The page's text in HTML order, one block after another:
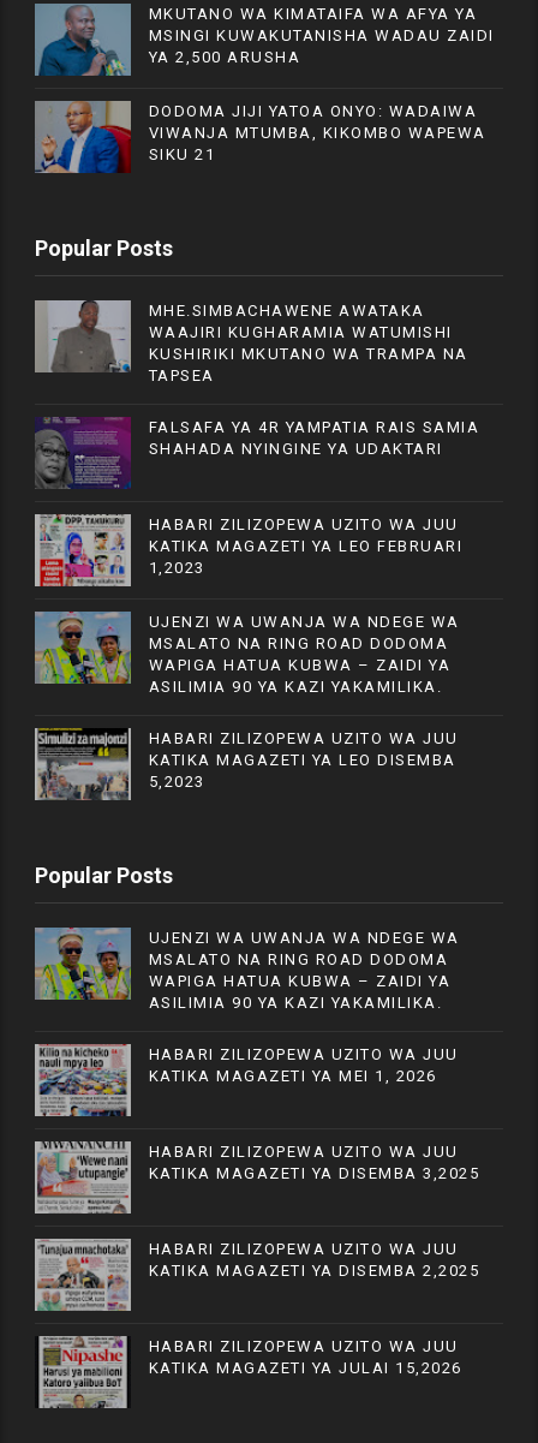
MKUTANO WA KIMATAIFA WA AFYA YA
MSINGI KUWAKUTANISHA WADAU ZAIDI
YA 2,500 ARUSHA
DODOMA JIJI YATOA ONYO: WADAIWA
VIWANJA MTUMBA, KIKOMBO WAPEWA
SIKU 21
Popular Posts
MHE.SIMBACHAWENE AWATAKA
WAAJIRI KUGHARAMIA WATUMISHI
KUSHIRIKI MKUTANO WA TRAMPA NA
TAPSEA
FALSAFA YA 4R YAMPATIA RAIS SAMIA
SHAHADA NYINGINE YA UDAKTARI
HABARI ZILIZOPEWA UZITO WA JUU
KATIKA MAGAZETI YA LEO FEBRUARI
1,2023
UJENZI WA UWANJA WA NDEGE WA
MSALATO NA RING ROAD DODOMA
WAPIGA HATUA KUBWA – ZAIDI YA
ASILIMIA 90 YA KAZI YAKAMILIKA.
HABARI ZILIZOPEWA UZITO WA JUU
KATIKA MAGAZETI YA LEO DISEMBA
5,2023
Popular Posts
UJENZI WA UWANJA WA NDEGE WA
MSALATO NA RING ROAD DODOMA
WAPIGA HATUA KUBWA – ZAIDI YA
ASILIMIA 90 YA KAZI YAKAMILIKA.
HABARI ZILIZOPEWA UZITO WA JUU
KATIKA MAGAZETI YA MEI 1, 2026
HABARI ZILIZOPEWA UZITO WA JUU
KATIKA MAGAZETI YA DISEMBA 3,2025
HABARI ZILIZOPEWA UZITO WA JUU
KATIKA MAGAZETI YA DISEMBA 2,2025
HABARI ZILIZOPEWA UZITO WA JUU
KATIKA MAGAZETI YA JULAI 15,2026